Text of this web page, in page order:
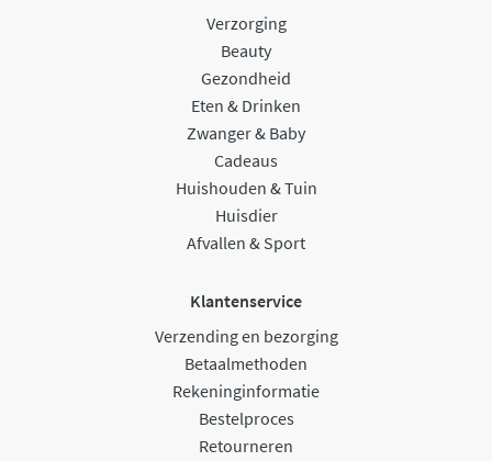
Verzorging
Beauty
Gezondheid
Eten & Drinken
Zwanger & Baby
Cadeaus
Huishouden & Tuin
Huisdier
Afvallen & Sport
Klantenservice
Verzending en bezorging
Betaalmethoden
Rekeninginformatie
Bestelproces
Retourneren